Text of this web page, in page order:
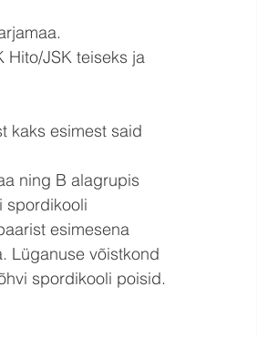
Hito/JSK teiseks ja
kaks esimest said
ning B alagrupis
spordikooli
esimesena
Lüganuse võistkond
spordikooli poisid.